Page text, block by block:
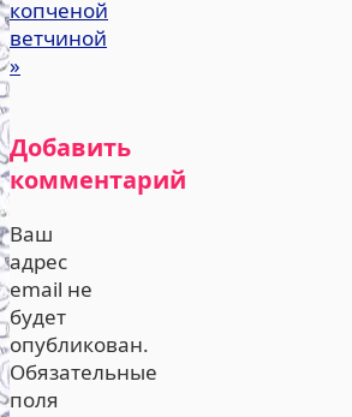
копченой
ветчиной
»
Добавить
комментарий
Ваш
адрес
email не
будет
опубликован.
Обязательные
поля